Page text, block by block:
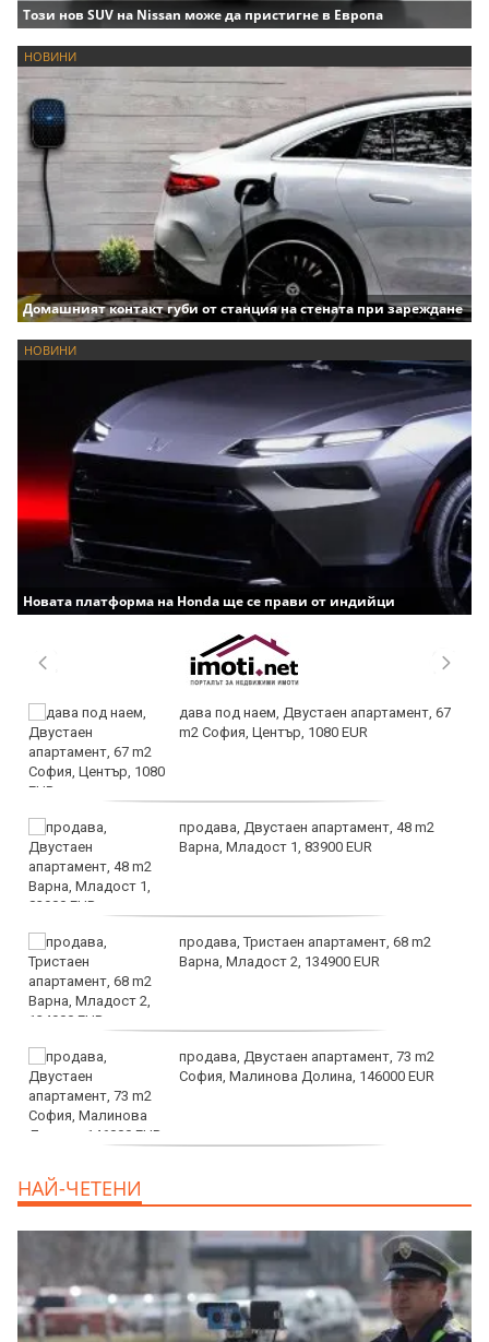
Този нов SUV на Nissan може да пристигне в Европа
НОВИНИ
Домашният контакт губи от станция на стената при зареждане
НОВИНИ
Новата платформа на Honda ще се прави от индийци
дава под наем, Двустаен апартамент, 67
m2 София, Център, 1080 EUR
продава, Двустаен апартамент, 48 m2
Варна, Младост 1, 83900 EUR
продава, Тристаен апартамент, 68 m2
Варна, Младост 2, 134900 EUR
продава, Двустаен апартамент, 73 m2
София, Малинова Долина, 146000 EUR
НАЙ-ЧЕТЕНИ